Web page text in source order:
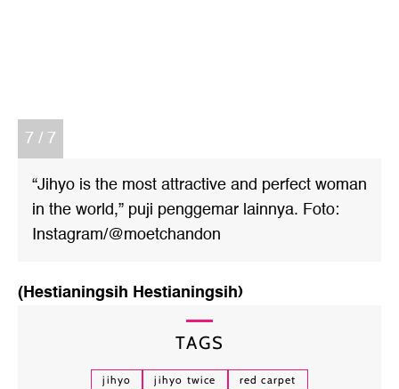
7 / 7
“Jihyo is the most attractive and perfect woman
in the world,” puji penggemar lainnya. Foto:
Instagram/@moetchandon
(Hestianingsih Hestianingsih)
TAGS
jihyo jihyo twice
red carpet